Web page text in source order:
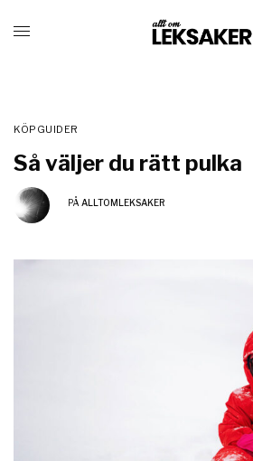
KÖPGUIDER
Så väljer du rätt pulka
PÅALLTOMLEKSAKER